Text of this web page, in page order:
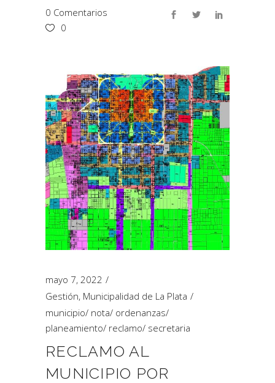
0 Comentarios
0
mayo 7, 2022
Gestión, Municipalidad de La Plata
municipio/ nota/ ordenanzas/
planeamiento/ reclamo/ secretaria
RECLAMO AL
MUNICIPIO POR